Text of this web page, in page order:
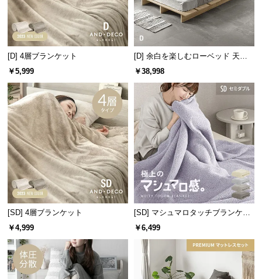
員
規
約
に
つ
い
て
お
客
様
サ
ポ
ト
お
知
[D] 4層ブランケット
￥5,999
[D] 余白を楽しむローベッド 天然
木調 ステージベッド マットレス付
￥38,998
[SD] 4層ブランケット
￥4,999
[SD] マシュマロタッチブランケッ
ト
￥6,499